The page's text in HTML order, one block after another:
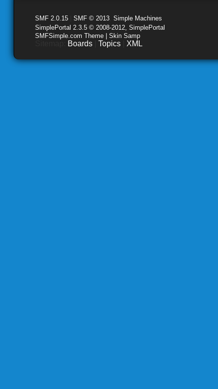
SMF 2.0.15 SMF © 2013 Simple Machines
SimplePortal 2.3.5 © 2008-2012, SimplePortal
SMFSimple.com Theme | Skin Samp
Boards Topics XML